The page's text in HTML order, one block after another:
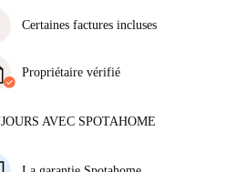
Certaines factures incluses
Consulte la description de l'annonce pour voir
quelles charges sont comprises dans ton loyer et
Propriétaire vérifié
Plus d'informations sur ce propriétaire
AVEC SPOTAHOME